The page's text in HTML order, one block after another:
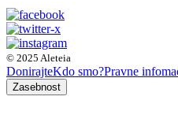
© 2025 Aleteia
DonirajteKdo smo?Pravne
Zasebnost